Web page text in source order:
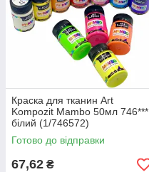
Краска для тканин Art
Kompozit Mambo 50мл 746***
білий (1/746572)
Готово до відправки
67,62 ₴